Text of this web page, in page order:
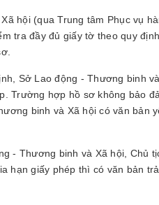
hội (qua Trung tâm Phục vụ
tra đầy đủ giấy tờ theo quy định,
Sở Lao động - Thương binh
Trường hợp hồ sơ không bảo
binh và Xã hội có văn bản
- Thương binh và Xã hội, Chủ
hạn giấy phép thì có văn bản